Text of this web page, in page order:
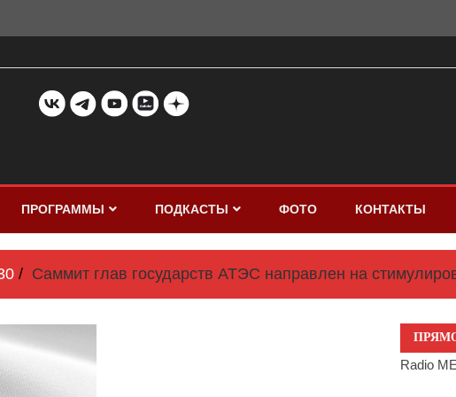
ПРОГРАММЫ ПОДКАСТЫ ФОТО КОНТАКТЫ
Саммит глав государств АТЭС направлен на
Radio